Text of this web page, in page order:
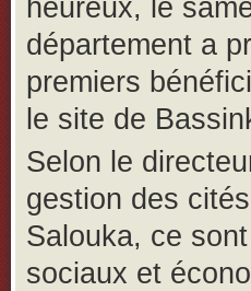
heureux, le
département a
premiers
le site de
Selon le
gestion des
Salouka, ce
sociaux et